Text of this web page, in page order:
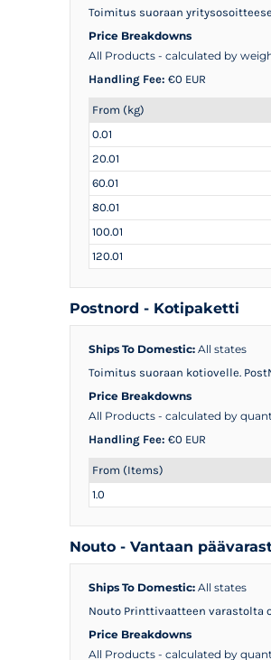
Toimitus suoraan
Price Breakdowns
All Products - calculated by
Handling Fee: €0 EUR
From (kg)
0.01
20.01
60.01
80.01
100.01
120.01
Postnord - Kotipaketti
Ships To Domestic: All states
Toimitus suoraan kotiovelle.
Price Breakdowns
All Products - calculated by
Handling Fee: €0 EUR
From (Items)
1.0
Nouto - Vantaan
Ships To Domestic: All states
Nouto Printtivaatteen varastolta
Price Breakdowns
All Products - calculated by